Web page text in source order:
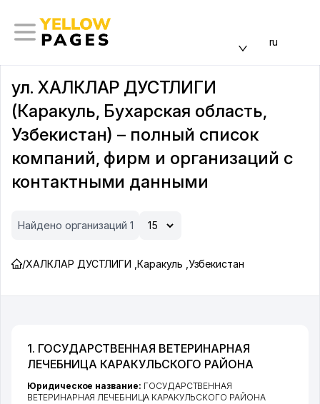
ru
ул. ХАЛКЛАР ДУСТЛИГИ
(Каракуль, Бухарская область,
Узбекистан) – полный список
компаний, фирм и организаций с
контактными данными
Найдено организаций 1
/ХАЛКЛАР ДУСТЛИГИ ,Каракуль Узбекистан
1. ГОСУДАРСТВЕННАЯ ВЕТЕРИНАРНАЯ
ЛЕЧЕБНИЦА КАРАКУЛЬСКОГО РАЙОНА
Юридическое название: ГОСУДАРСТВЕННАЯ
ВЕТЕРИНАРНАЯ ЛЕЧЕБНИЦА КАРАКУЛЬСКОГО РАЙОНА